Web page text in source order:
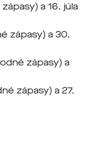
a 16. júla
zápasy) a 30.
zápasy) a
zápasy) a 27.